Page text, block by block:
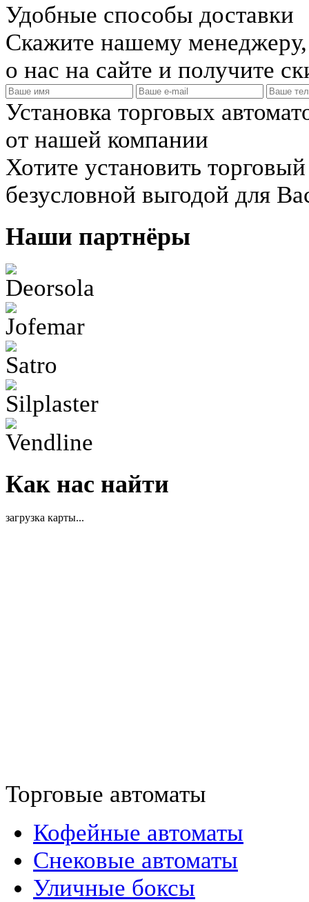
Удобные способы доставки
Скажите нашему менеджеру,
о нас на сайте и получите
Установка торговых
от нашей компании
Хотите установить
безусловной выгодой для
Наши партнёры
Как нас найти
загрузка карты...
Торговые автоматы
Кофейные автоматы
Снековые автоматы
Уличные боксы